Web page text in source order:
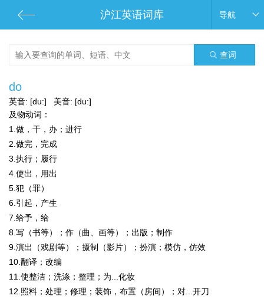
沪江英语词库 导航
查词
do
英音: [du:] 美音: [du:]
及物动词：
1.做，干，办；进行
2.做完，完成
3.执行；履行
4.使出，用出
5.犯（罪）
6.引起，产生
7.给予，给
8.写（书等）；作（曲、画等）；出版；制作
9.演出（戏剧等）；摄制（影片）；扮演；模仿，仿效
10.翻译；改编
11.使整洁；洗涤；整理；为...化妆
12.照料；处理；修理；装饰，布置（房间）；对...开刀